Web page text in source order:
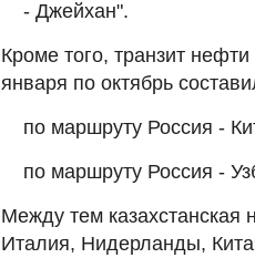
- Джейхан".
Кроме того, транзит
января по октябрь
по маршруту Россия -
по маршруту Россия -
Между тем казахстанская
Италия, Нидерланды,